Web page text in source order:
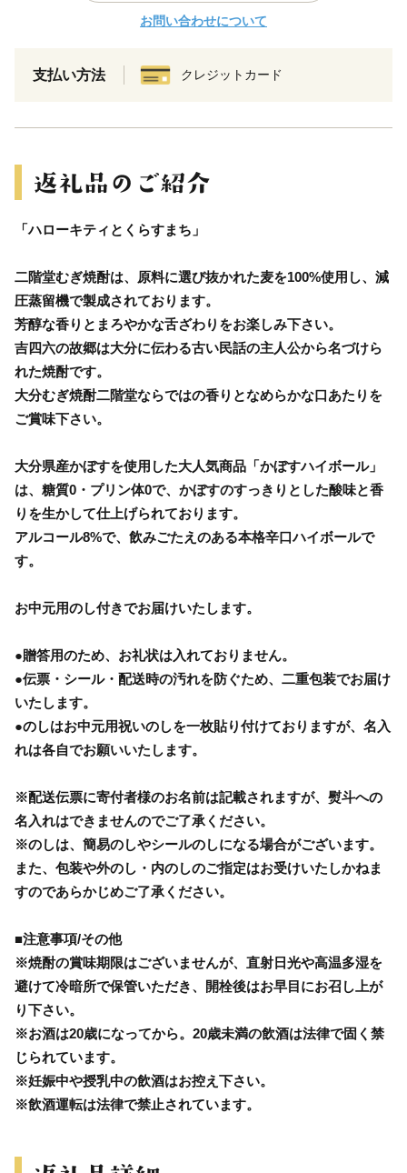
お問い合わせについて
支払い方法 クレジットカード
「ハローキティとくらすまち」
二階堂むぎ焼酎は、原料に選び抜かれた麦を100%使用し、減
圧蒸留機で製成されております。
芳醇な香りとまろやかな舌ざわりをお楽しみ下さい。
吉四六の故郷は大分に伝わる古い民話の主人公から名づけら
れた焼酎です。
大分むぎ焼酎二階堂ならではの香りとなめらかな口あたりを
ご賞味下さい。
大分県産かぼすを使用した大人気商品「かぼすハイボール」
は、糖質0・プリン体0で、かぼすのすっきりとした酸味と香
りを生かして仕上げられております。
アルコール8%で、飲みごたえのある本格辛口ハイボールで
す。
お中元用のし付きでお届けいたします。
●贈答用のため、お礼状は入れておりません。
●伝票・シール・配送時の汚れを防ぐため、二重包装でお届け
いたします。
●のしはお中元用祝いのしを一枚貼り付けておりますが、名入
れは各自でお願いいたします。
※配送伝票に寄付者様のお名前は記載されますが、熨斗への
名入れはできませんのでご了承ください。
※のしは、簡易のしやシールのしになる場合がございます。
また、包装や外のし・内のしのご指定はお受けいたしかねま
すのであらかじめご了承ください。
■注意事項/その他
※焼酎の賞味期限はございませんが、直射日光や高温多湿を
避けて冷暗所で保管いただき、開栓後はお早目にお召し上が
り下さい。
※お酒は20歳になってから。20歳未満の飲酒は法律で固く禁
じられています。
※妊娠中や授乳中の飲酒はお控え下さい。
※飲酒運転は法律で禁止されています。